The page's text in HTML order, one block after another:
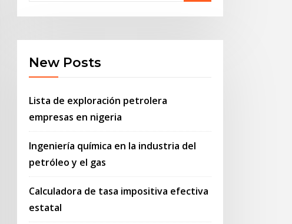
New Posts
Lista de exploración petrolera
empresas en nigeria
Ingeniería química en la industria del
petróleo y el gas
Calculadora de tasa impositiva efectiva
estatal